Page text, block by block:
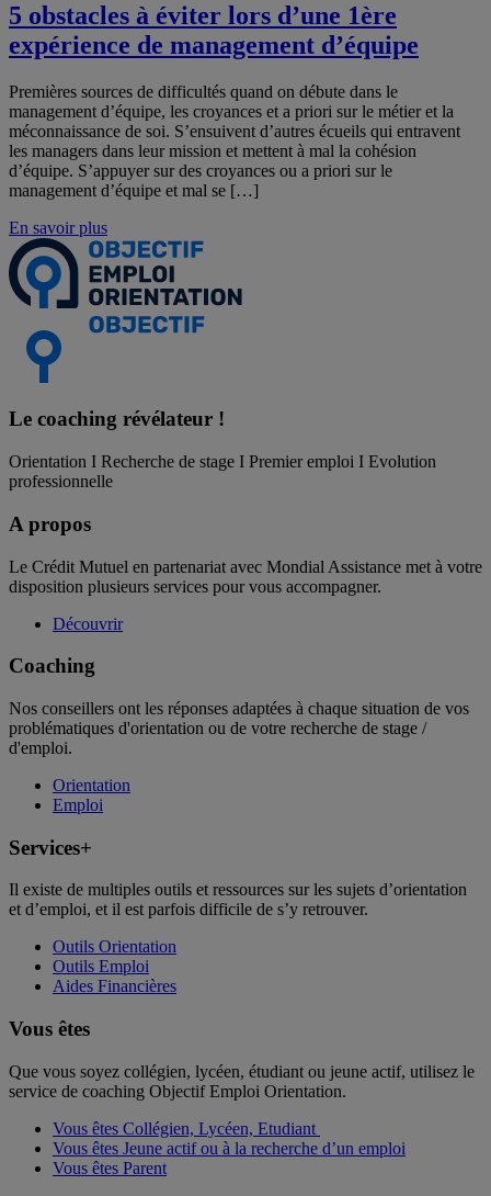
5 obstacles à éviter lors d’une 1ère
expérience de management d’équipe
Premières sources de difficultés quand on débute dans le
management d’équipe, les croyances et a priori sur le métier et la
méconnaissance de soi. S’ensuivent d’autres écueils qui entravent
les managers dans leur mission et mettent à mal la cohésion
d’équipe. S’appuyer sur des croyances ou a priori sur le
management d’équipe et mal se […]
En savoir plus
Le coaching révélateur !
Orientation I Recherche de stage I Premier emploi I Evolution
professionnelle
A propos
Le Crédit Mutuel en partenariat avec Mondial Assistance met à votre
disposition plusieurs services pour vous accompagner.
Découvrir
Coaching
Nos conseillers ont les réponses adaptées à chaque situation de vos
problématiques d'orientation ou de votre recherche de stage /
d'emploi.
Orientation
Emploi
Services+
Il existe de multiples outils et ressources sur les sujets d’orientation
et d’emploi, et il est parfois difficile de s’y retrouver.
Outils Orientation
Outils Emploi
Aides Financières
Vous êtes
Que vous soyez collégien, lycéen, étudiant ou jeune actif, utilisez le
service de coaching Objectif Emploi Orientation.
Vous êtes Collégien, Lycéen, Etudiant
Vous êtes Jeune actif ou à la recherche d’un emploi
Vous êtes Parent